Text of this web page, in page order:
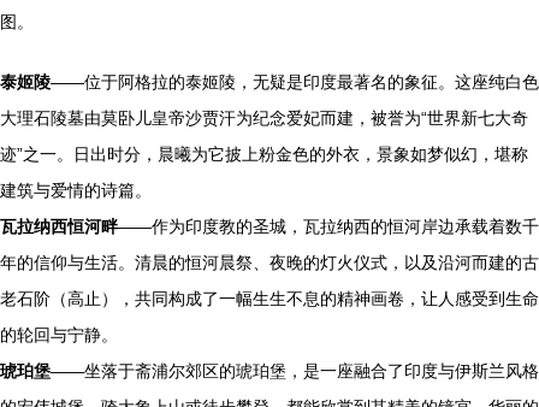
图。
泰姬陵——位于阿格拉的泰姬陵，无疑是印度最著名的象征。这座纯白色
大理石陵墓由莫卧儿皇帝沙贾汗为纪念爱妃而建，被誉为“世界新七大奇
迹”之一。日出时分，晨曦为它披上粉金色的外衣，景象如梦似幻，堪称
建筑与爱情的诗篇。
瓦拉纳西恒河畔——作为印度教的圣城，瓦拉纳西的恒河岸边承载着数千
年的信仰与生活。清晨的恒河晨祭、夜晚的灯火仪式，以及沿河而建的古
老石阶（高止），共同构成了一幅生生不息的精神画卷，让人感受到生命
的轮回与宁静。
琥珀堡——坐落于斋浦尔郊区的琥珀堡，是一座融合了印度与伊斯兰风格